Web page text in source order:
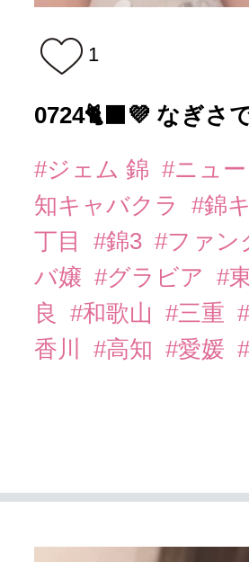
1
0724🐈‍⬛💜 なぎさ
#ジェム 錦 #ニュ
知キャバクラ
#錦
丁目
#錦3 #ファン
バ嬢 #グラビア #
良
#和歌山 #三重
香川
#高知 #愛媛